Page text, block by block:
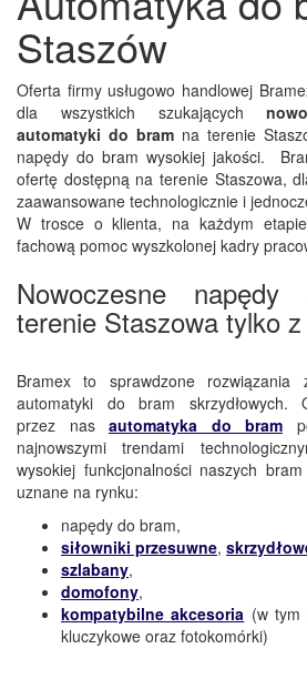
Staszów
Oferta firmy usługowo handlowej
dla wszystkich szukających
automatyki do bram na terenie
napędy do bram wysokiej jakości.
ofertę dostępną na terenie Staszowa,
zaawansowane technologicznie i
W trosce o klienta, na każdym
fachową pomoc wyszkolonej kadry
Nowoczesne
terenie Staszowa tylko
Bramex to sprawdzone rozwiązania
automatyki do bram skrzydłowych.
przez nas automatyka do bram
najnowszymi trendami
wysokiej funkcjonalności naszych
uznane na rynku:
napędy do bram,
siłowniki przesuwne,
szlabany,
domofony,
kompatybilne akcesoria (w tym
kluczykowe oraz fotokomórki)